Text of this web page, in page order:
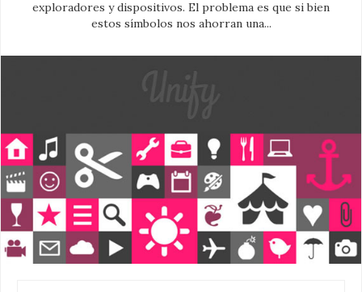
exploradores y dispositivos. El problema es que si bien
estos símbolos nos ahorran una...